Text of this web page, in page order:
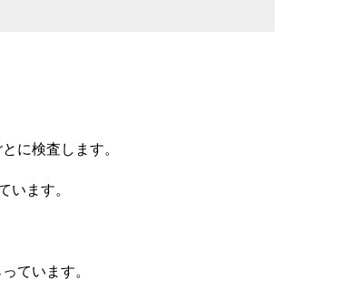
に検査します。
ます。
ています。